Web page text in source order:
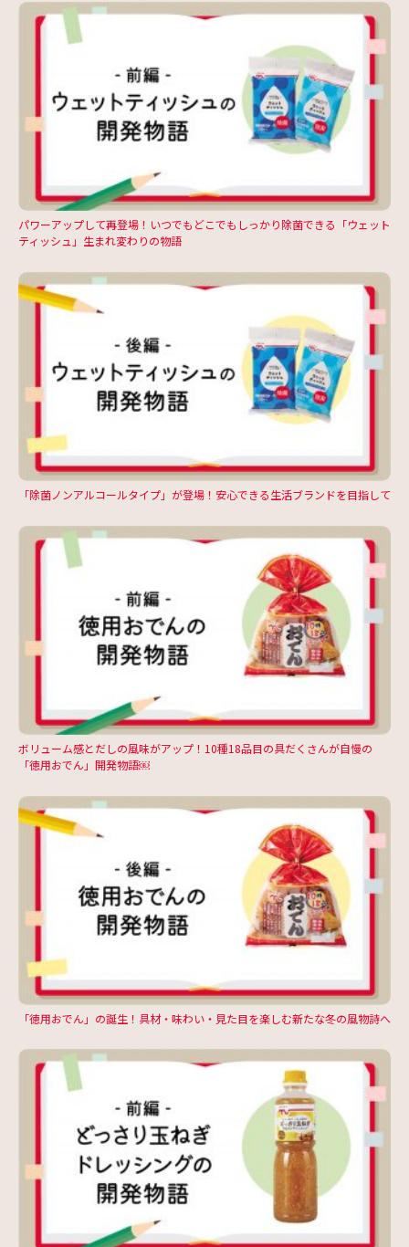
パワーアップして再登場！いつでもどこでもしっかり除菌できる「ウェット
ティッシュ」生まれ変わりの物語
「除菌ノンアルコールタイプ」が登場！安心できる生活ブランドを目指して
ボリューム感とだしの風味がアップ！10種18品目の具だくさんが自慢の
「徳用おでん」開発物語￼
「徳用おでん」の誕生！具材・味わい・見た目を楽しむ新たな冬の風物詩へ